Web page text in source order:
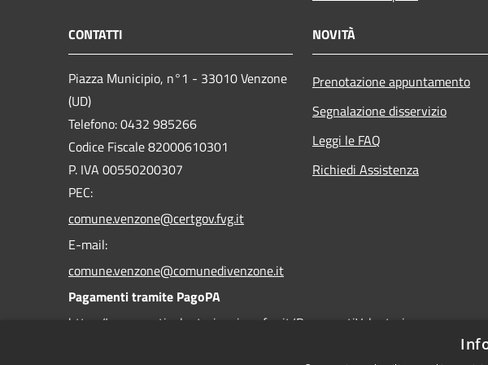
CONTATTI
Piazza Municipio, n°1 - 33010 Venzone
(UD)
Telefono: 0432 985266
Codice Fiscale 82000610301
P. IVA 00550200307
PEC:
comune.venzone@certgov.fvg.it
E-mail:
comune.venzone@comunedivenzone.it
Pagamenti tramite PagoPA
https://pagamentivolontari.regione.fvg.it/PagamentiVolontari
NOVITÀ
Prenotazione appuntamento
Segnalazione disservizio
Leggi le FAQ
Richiedi Assistenza